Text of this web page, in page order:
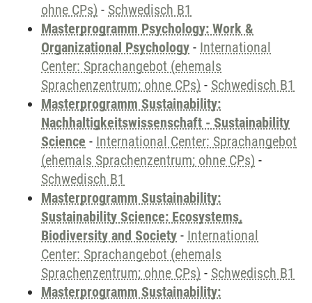
ohne CPs) - Schwedisch B1
Masterprogramm Psychology: Work &
Organizational Psychology - International
Center: Sprachangebot (ehemals
Sprachenzentrum; ohne CPs) - Schwedisch B1
Masterprogramm Sustainability:
Nachhaltigkeitswissenschaft - Sustainability
Science - International Center: Sprachangebot
(ehemals Sprachenzentrum; ohne CPs) -
Schwedisch B1
Masterprogramm Sustainability:
Sustainability Science: Ecosystems,
Biodiversity and Society - International
Center: Sprachangebot (ehemals
Sprachenzentrum; ohne CPs) - Schwedisch B1
Masterprogramm Sustainability: